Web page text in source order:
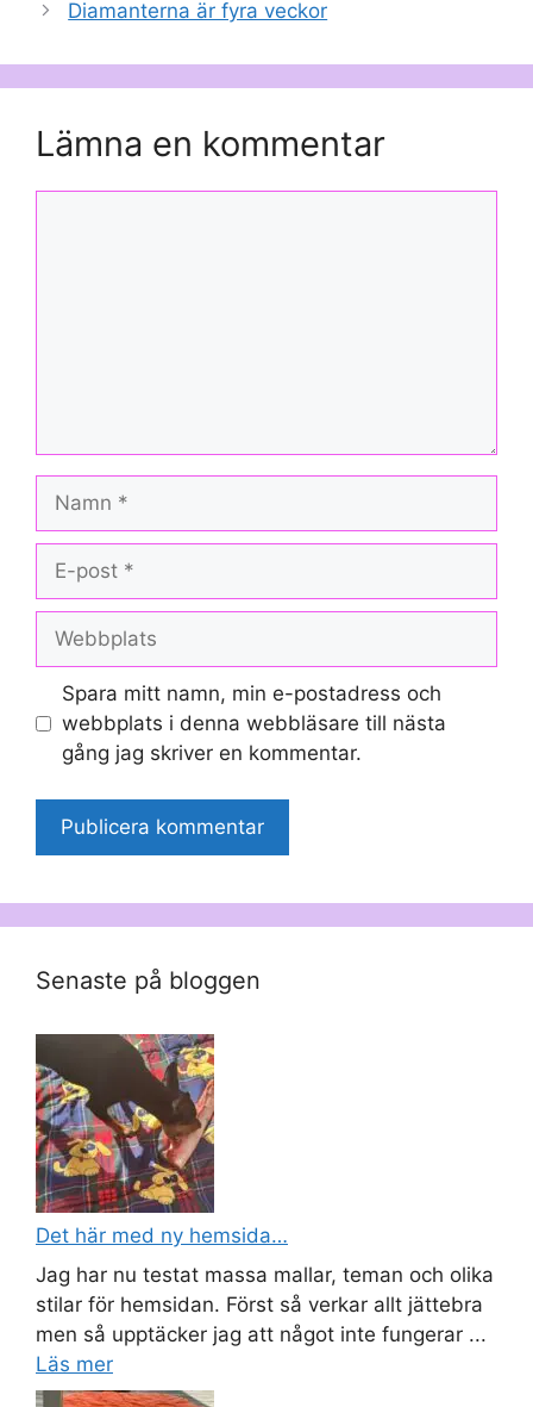
Diamanterna är fyra veckor
Lämna en kommentar
Namn
Webbplats
Spara mitt namn, min e-postadress och
webbplats i denna webbläsare till nästa
gång jag skriver en kommentar.
Senaste på bloggen
Det här med ny hemsida…
Jag har nu testat massa mallar, teman och olika
stilar för hemsidan. Först så verkar allt jättebra
men så upptäcker jag att något inte fungerar ...
Läs mer